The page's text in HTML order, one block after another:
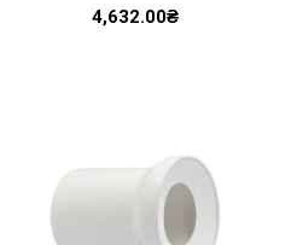
4,632.00₴